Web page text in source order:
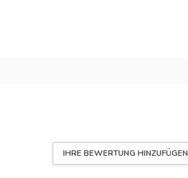
IHRE BEWERTUNG HINZUFÜGEN